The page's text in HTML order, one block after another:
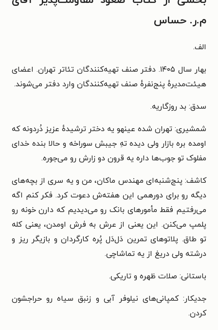
م.ر. حساس
الف.
بهار سال ۱۴۰۵. دفتر صنف تهیه‌کنندگان تئاتر تهران. اعضای
هیئت‌مدیرهٔ پنج‌نفرهٔ صنف تهیه‌کنندگان وارد دفتر می‌شوند.
سدق: بد روزگاریه.
شمشیری: تهران شده عینهو یه دختر ترشیدهٔ عزیز دُردونه که
اومده بره بازار ولی دیده تهِ جیبش سوراخه و حالا بنده خدای
مفلوک تو جوب‌ها داره یه قرون دو زارش رو می‌جوره.
کاشف: پنج‌شنبه‌ای مهندس ماکان، من و یه سری از بچه‌های
دیگه رو برای دورهمی این هفته‌ش دعوت کرد. فکر کنم اگه
می‌رفتیم فقط مأمورهای بانک رو می‌دیدیم که دارن خونه رو
پلمپ می‌کنن. این یعنی از عرش به فرش اومدن، یعنی کله
تو طاق. پلاتوهای تمرین دَل‌دَل پُره کارگردان و بازیگر ریز و
درشته ولی دریغ از یه تماشاچی.
باستانی: صلات ظهره و تاریکی.
جدیکار: کمپانی‌های نیلوفر آبی و زنبق سیاه رو حراجشون
کردن.